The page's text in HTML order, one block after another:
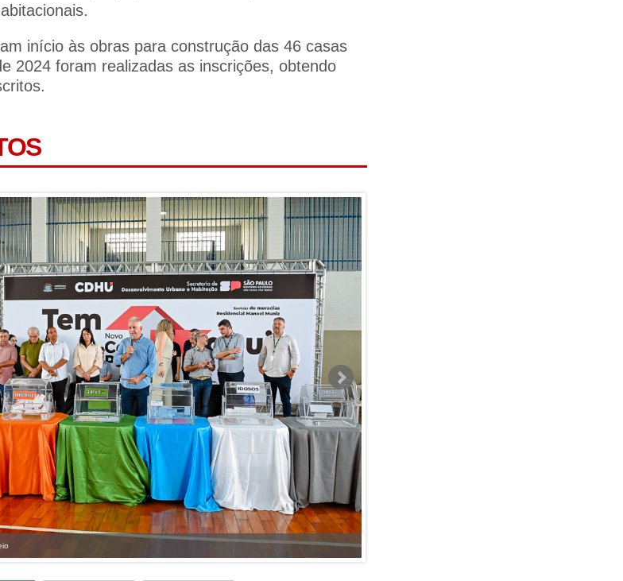
início às obras para construção das 46 casas
2024 foram realizadas as inscrições, obtendo